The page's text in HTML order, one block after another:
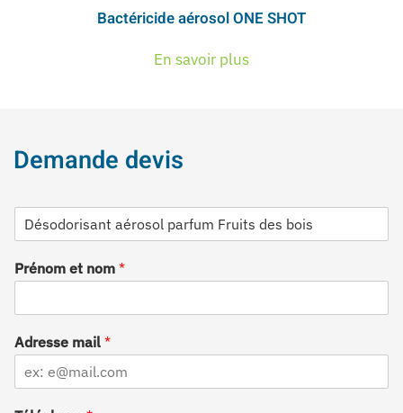
Bactéricide aérosol ONE SHOT
En savoir plus
Demande devis
i
g
t
i
Prénom et nom *
Adresse mail *